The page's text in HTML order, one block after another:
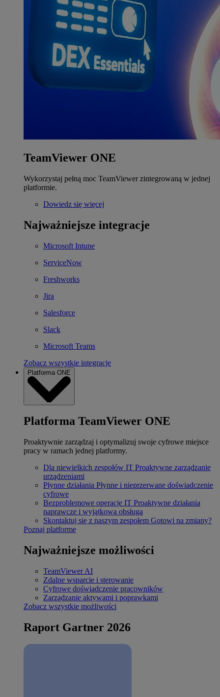
TeamViewer ONE
Wykorzystaj pełną moc TeamViewer zintegrowaną w jednej
platformie.
Dowiedz się więcej
Najważniejsze integracje
Microsoft Intune
ServiceNow
Freshworks
Jira
Salesforce
Slack
Microsoft Teams
Zobacz wszystkie integracje
Platforma ONE
Platforma TeamViewer ONE
Proaktywnie zarządzaj i optymalizuj swoje cyfrowe miejsce
pracy w ramach jednej platformy.
Dla niewielkich zespołów IT Proaktywne zarządzanie
urządzeniami
Płynne działania Płynne i nieprzerwane doświadczenie
cyfrowe
Bezproblemowe operacje IT Proaktywne działania
naprawcze i wyjątkowa obsługa
Skontaktuj się z naszym zespołem Gotowi na zmiany?
Poznaj platformę
Najważniejsze możliwości
TeamViewer AI
Zdalne wsparcie i sterowanie
Cyfrowe doświadczenie pracowników
Zarządzanie aktywami i poprawkami
Zobacz wszystkie możliwości
Raport Gartner 2026